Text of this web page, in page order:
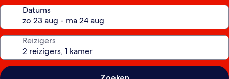
Datums
Reizigers